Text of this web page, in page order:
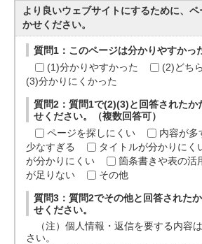
より良いウェブサイトにするために、
かせください。
質問1：このページは分かりやすかっ
(1)分かりやすかった
(2)どち
(3)分かりにくかった
質問2：質問1で(2)(3)と回答されたか
せください。（複数回答可）
ページを探しにくい
内容が多
少なすぎる
タイトルが分かりにく
が分かりにくい
箇条書きや表の活
が足りない
その他
質問3：質問2でその他と回答された
せください。
（注）個人情報・返信を要する内容
さい。